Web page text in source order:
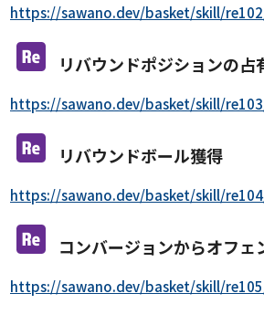
https://sawano.dev/basket/skill/
リバウンドポジションの占
https://sawano.dev/basket/skill/
リバウンドボール獲得
https://sawano.dev/basket/skill/
コンバージョンからオフェ
https://sawano.dev/basket/skill/